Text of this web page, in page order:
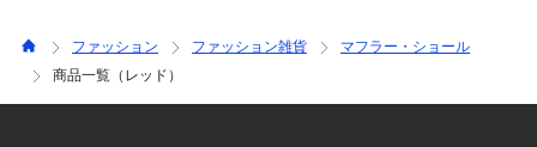
ファッション ファッション雑貨
マフラー・ショール
商品一覧（レッド）